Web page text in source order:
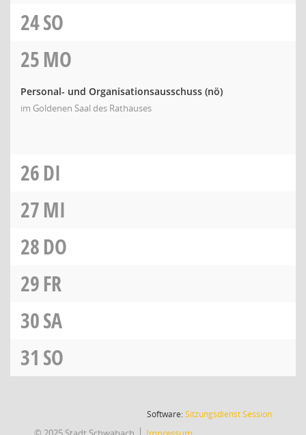
24SO
25MO
Personal- und Organisationsausschuss (nö)
im Goldenen Saal des Rathauses
26DI
27MI
28DO
29FR
30SA
31 SO
Software:SitzungsdienstSession(Wird in